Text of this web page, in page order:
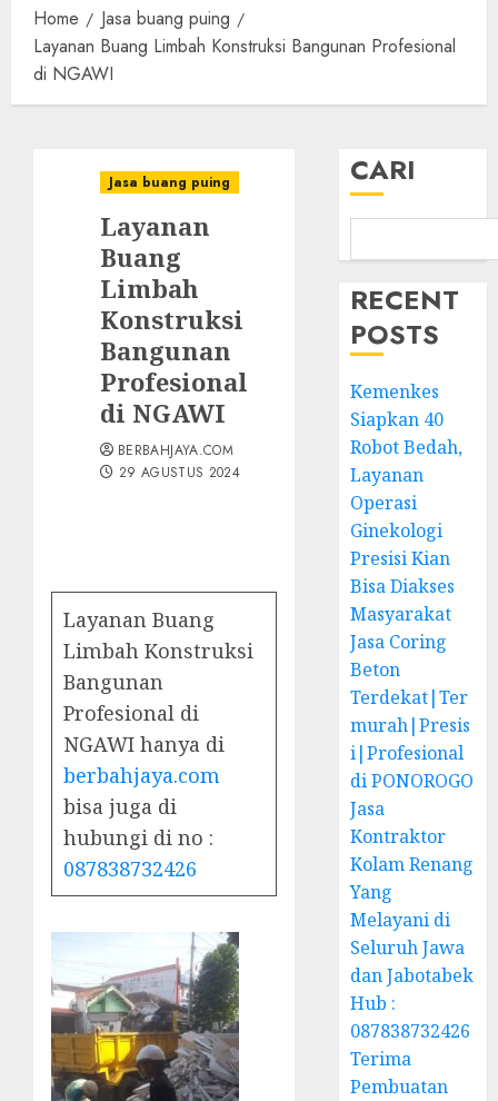
Home
Jasa buang puing
Layanan Buang Limbah Konstruksi Bangunan Profesional
di NGAWI
Jasa buang puing
Layanan
Buang
Limbah
Konstruksi
Bangunan
Profesional
di NGAWI
BERBAHJAYA.COM
29 AGUSTUS 2024
Layanan Buang
Limbah Konstruksi
Bangunan
Profesional di
NGAWI hanya di
berbahjaya.com
bisa juga di
hubungi di no :
087838732426
CARI
RECENT
POSTS
Kemenkes
Siapkan 40
Robot Bedah,
Layanan
Operasi
Ginekologi
Presisi Kian
Bisa Diakses
Masyarakat
Jasa Coring
Beton
Terdekat|Ter
murah|Presis
i|Profesional
di PONOROGO
Jasa
Kontraktor
Kolam Renang
Yang
Melayani di
Seluruh Jawa
dan Jabotabek
Hub :
087838732426
Terima
Pembuatan